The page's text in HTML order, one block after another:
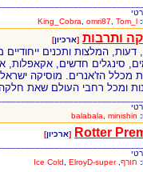
King_Cobra omri87 Tom_l
ותרבות [ארכיון]
דעות, המלצות ותכנים
סינגלים חדשים, אקאפלות,
מכלל הז'אנרים. מוסיקה
ומכל רחבי העולם שאת
balabala minishin
Rotter
[ארכיון]
חורף ,
Ice Cold ElroyD-super